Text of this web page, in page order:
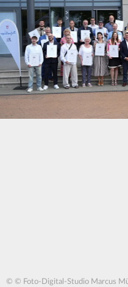
© © Foto-Digital-Studio Marcus